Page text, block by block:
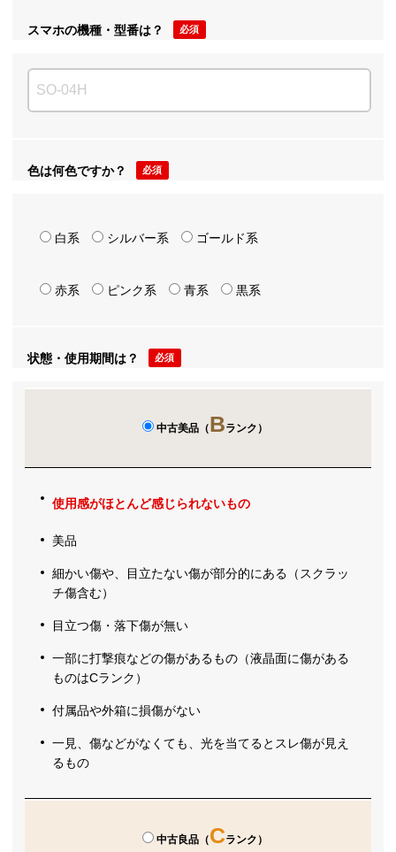
スマホの機種・型番は？ 必須
色は何色ですか？ 必須
白系 シルバー系 ゴールド系
赤系 ピンク系 青系 黒系
状態・使用期間は？ 必須
中古美品（Bランク）
使用感がほとんど感じられないもの
美品
細かい傷や、目立たない傷が部分的にある（スクラッ
チ傷含む）
目立つ傷・落下傷が無い
一部に打撃痕などの傷があるもの（液晶面に傷がある
ものはCランク）
付属品や外箱に損傷がない
一見、傷などがなくても、光を当てるとスレ傷が見え
るもの
中古良品（Cランク）